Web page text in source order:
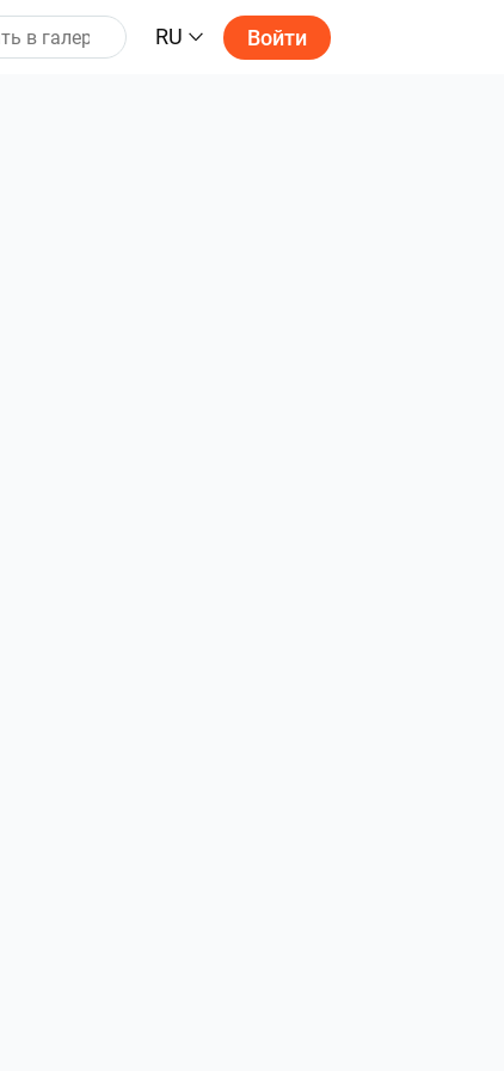
RU Войти